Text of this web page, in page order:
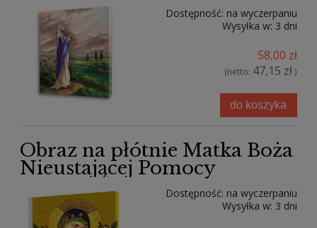
Dostępność: na wyczerpaniu
Wysyłka w: 3 dni
58,00 zł
(netto: 47,15 zł)
do koszyka
Obraz na płótnie Matka Boża
Nieustającej Pomocy
Dostępność: na wyczerpaniu
Wysyłka w: 3 dni